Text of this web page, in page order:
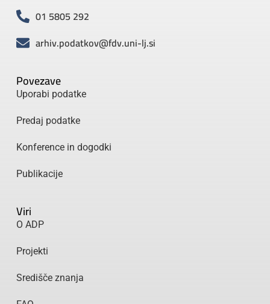
Povezave
Uporabi podatke
Predaj podatke
Konference in dogodki
Publikacije
Viri
O ADP
Projekti
Središče znanja
01 5805 292
arhiv.podatkov@fdv.uni-lj.si